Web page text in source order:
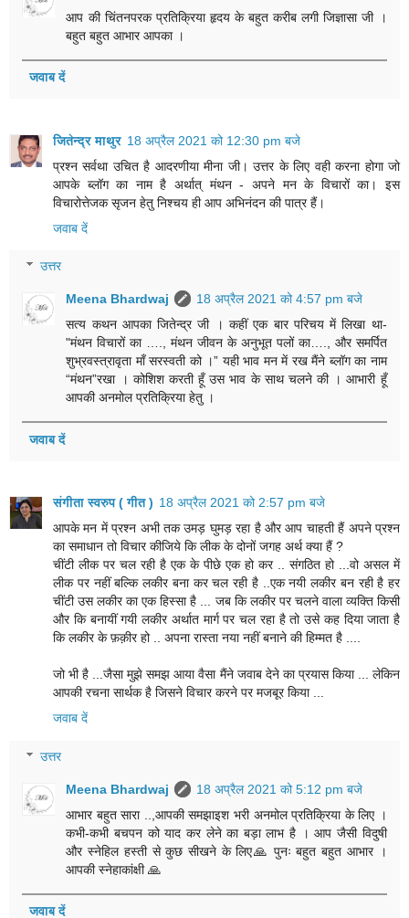
आप की चिंतनपरक प्रतिक्रिया हृदय के बहुत करीब लगी जिज्ञासा जी ।
बहुत बहुत आभार आपका ।
जवाब दें
जितेन्द्र माथुर 18 अप्रैल 2021 को 12:30 pm बजे
प्रश्न सर्वथा उचित है आदरणीया मीना जी। उत्तर के लिए वही करना होगा जो
आपके ब्लॉग का नाम है अर्थात् मंथन - अपने मन के विचारों का। इस
विचारोत्तेजक सृजन हेतु निश्चय ही आप अभिनंदन की पात्र हैं।
जवाब दें
उत्तर
Meena Bhardwaj
18 अप्रैल 2021 को 4:57 pm बजे
सत्य कथन आपका जितेन्द्र जी । कहीं एक बार परिचय में लिखा था-
"मंथन विचारों का …., मंथन जीवन के अनुभूत पलों का…., और समर्पित
शुभ्रवस्त्रावृता माँ सरस्वती को ।” यही भाव मन में रख मैंने ब्लॉग का नाम
“मंथन”रखा । कोशिश करती हूँ उस भाव के साथ चलने की । आभारी हूँ
आपकी अनमोल प्रतिक्रिया हेतु ।
जवाब दें
संगीता स्वरुप ( गीत ) 18 अप्रैल 2021 को 2:57 pm बजे
आपके मन में प्रश्न अभी तक उमड़ घुमड़ रहा है और आप चाहती हैं अपने प्रश्न
का समाधान तो विचार कीजिये कि लीक के दोनों जगह अर्थ क्या हैं ?
चींटी लीक पर चल रही है एक के पीछे एक हो कर .. संगठित हो ...वो असल में
लीक पर नहीं बल्कि लकीर बना कर चल रही है ..एक नयी लकीर बन रही है हर
चींटी उस लकीर का एक हिस्सा है ... जब कि लकीर पर चलने वाला व्यक्ति किसी
और कि बनायीं गयी लकीर अर्थात मार्ग पर चल रहा है तो उसे कह दिया जाता है
कि लकीर के फ़क़ीर हो .. अपना रास्ता नया नहीं बनाने की हिम्मत है ....
जो भी है ...जैसा मुझे समझ आया वैसा मैंने जवाब देने का प्रयास किया ... लेकिन
आपकी रचना सार्थक है जिसने विचार करने पर मजबूर किया ...
जवाब दें
उत्तर
Meena Bhardwaj
18 अप्रैल 2021 को 5:12 pm बजे
आभार बहुत सारा ..,आपकी समझाइश भरी अनमोल प्रतिक्रिया के लिए ।
कभी-कभी बचपन को याद कर लेने का बड़ा लाभ है । आप जैसी विदुषी
और स्नेहिल हस्ती से कुछ सीखने के लिए🙏 पुनः बहुत बहुत आभार ।
आपकी स्नेहाकांक्षी 🙏
जवाब दें